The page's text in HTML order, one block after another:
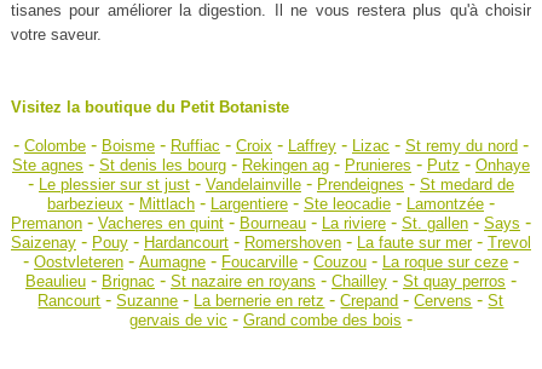
tisanes pour améliorer la digestion. Il ne vous restera plus qu'à choisir
votre saveur.
Visitez la boutique du Petit Botaniste
- Colombe- Boisme- Ruffiac - Croix - Laffrey- Lizac - St remy du nord-
Ste agnes - St denis les bourg- Rekingen ag- Prunieres - Putz - Onhaye
- Le plessier sur st just- Vandelainville- Prendeignes - St medard de
barbezieux - Mittlach- Largentiere- Ste leocadie- Lamontzée-
Premanon- Vacheres en quint- Bourneau- La riviere- St. gallen- Says -
Saizenay- Pouy- Hardancourt- Romershoven- La faute sur mer- Trevol
- Oostvleteren- Aumagne- Foucarville- Couzou- La roque sur ceze-
Beaulieu- Brignac - St nazaire en royans - Chailley- St quay perros -
Rancourt -Suzanne - La bernerie en retz -Crepand -Cervens -St
gervais de vic - Grand combe des bois -